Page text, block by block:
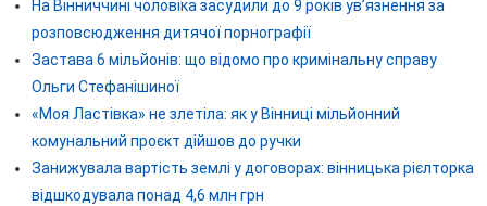
На Вінниччині чоловіка засудили до 9 років ув’язнення за
розповсюдження дитячої порнографії
Застава 6 мільйонів: що відомо про кримінальну справу
Ольги Стефанішиної
«Моя Ластівка» не злетіла: як у Вінниці мільйонний
комунальний проєкт дійшов до ручки
Занижувала вартість землі у договорах: вінницька рієлторка
відшкодувала понад 4,6 млн грн